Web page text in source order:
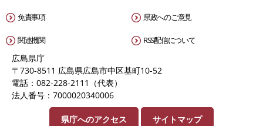
免責事項 県政へのご意見
関連機関 RSS配信について
広島県庁
〒730-8511 広島県広島市中区基町10-52
電話：082-228-2111（代表）
法人番号：7000020340006
県庁へのアクセス サイトマップ